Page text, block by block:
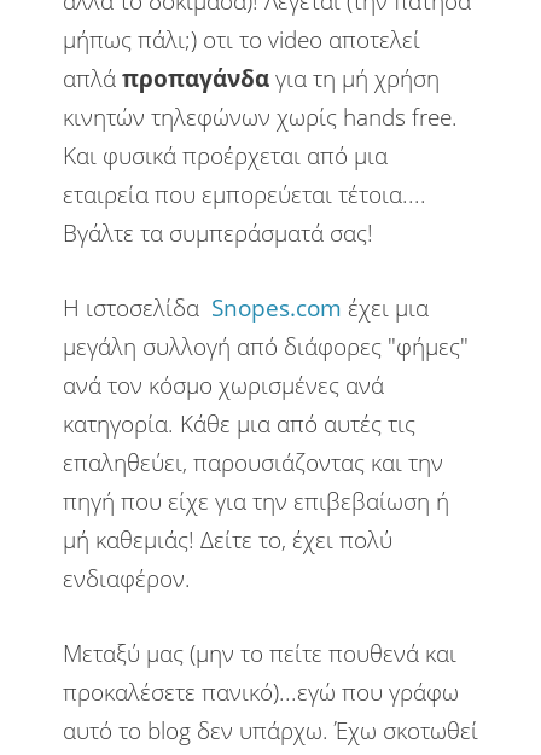
μήπως πάλι;) οτι το video αποτελεί
απλάπροπαγάνδαγια τη μή χρήση
κινητών τηλεφώνων χωρίς hands free.
Και φυσικά προέρχεται από μια
εταιρεία που εμπορεύεται τέτοια....
Βγάλτε τα συμπεράσματά σας!
Η ιστοσελίδα Snopes.com έχει μια
μεγάλη συλλογή από διάφορες "φήμες"
ανά τον κόσμο χωρισμένες ανά
κατηγορία. Κάθε μια από αυτές τις
επαληθεύει, παρουσιάζοντας και την
πηγή που είχε για την επιβεβαίωση ή
μή καθεμιάς! Δείτε το, έχει πολύ
ενδιαφέρον.
Μεταξύ μας (μην το πείτε πουθενά και
προκαλέσετε πανικό)...εγώ που γράφω
αυτό το blog δεν υπάρχω. Έχω σκοτωθεί